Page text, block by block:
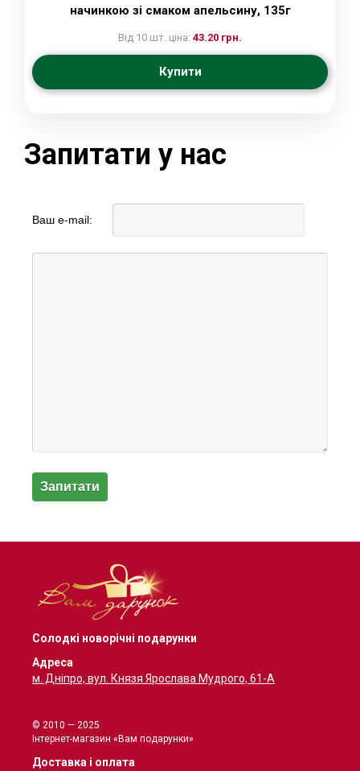
начинкою зі смаком апельсину, 135г
Від 10 шт. ціна: 43.20 грн.
Купити
Запитати у нас
Ваш e-mail:
Солодкі новорічні подарунки
Адреса
м. Дніпро, вул. Князя Ярослава Мудрого, 61-А
© 2010 — 2025
Інтернет-магазин «Вам подарунки»
Доставка і оплата